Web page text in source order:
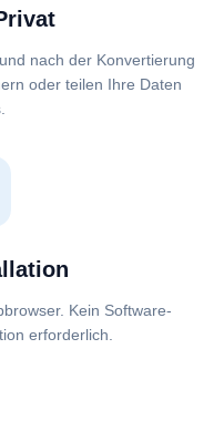
nach der Konvertierung
oder teilen Ihre Daten
Kein Software-
erforderlich.